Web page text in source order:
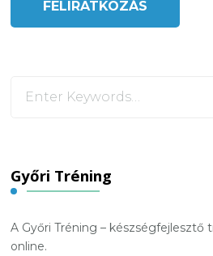
Győri Tréning
A Győri Tréning – készségfejlesztő
online.